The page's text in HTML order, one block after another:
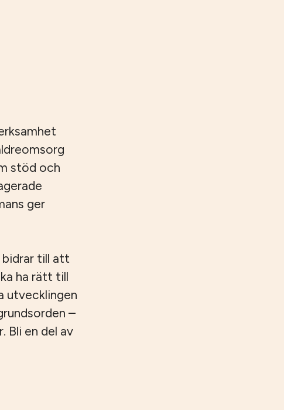
stöd och
ger
bidrar till att
ha rätt till
utvecklingen
–
Bli en del av